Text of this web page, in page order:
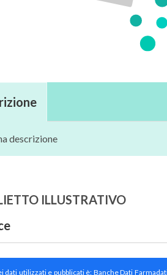
descrizione
ILLUSTRATIVO
dati utilizzati e pubblicati è: Banche Dati